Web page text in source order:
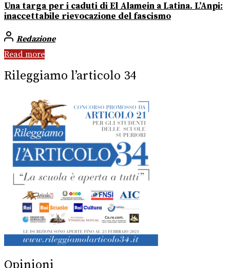
Una targa per i caduti di El Alamein a Latina. L’Anpi:
inaccettabile rievocazione del fascismo
Redazione
Read more
Rileggiamo l’articolo 34
Opinioni